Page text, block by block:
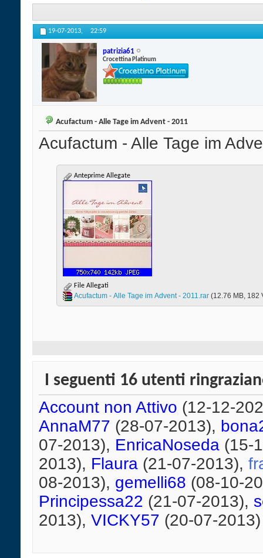
19-07-2013, 22:59
patrizia61
Crocettina Platinum
Acufactum - Alle Tage im Advent - 2011
Acufactum - Alle Tage im
Anteprime Allegate
File Allegati
Acufactum - Alle Tage im Advent - 2011.rar‎ (12.76 MB, 182
I seguenti 16 utenti
Account non Attivo (12-12-
AnnaM77 (28-07-2013),
07-2013), EnricaNoseda (15-
2013), Flaura (21-07-2013),
08-2013), gemelli68 (08-10-
Principessa22 (21-07-2013),
2013), VICKY57 (20-07-2013)